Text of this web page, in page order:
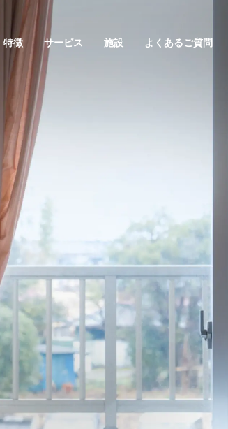
特徴 サービス 施設 よくあるご質問